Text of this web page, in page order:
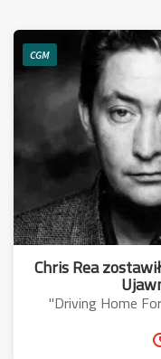
CGM
Chris Rea
"Driving Home